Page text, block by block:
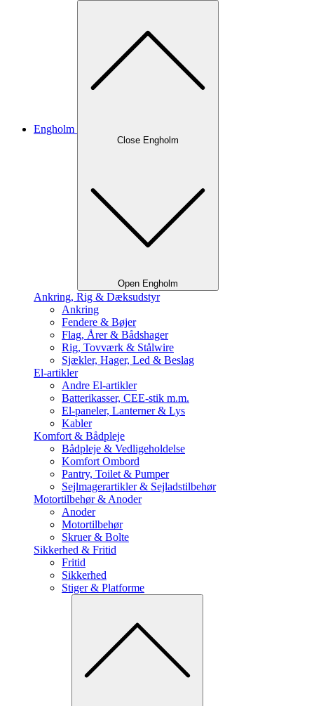
Engholm
Close Engholm
Open Engholm
Ankring, Rig & Dæksudstyr
Ankring
Fendere & Bøjer
Flag, Årer & Bådshager
Rig, Tovværk & Stålwire
Sjækler, Hager, Led & Beslag
El-artikler
Andre El-artikler
Batterikasser, CEE-stik m.m.
El-paneler, Lanterner & Lys
Kabler
Komfort & Bådpleje
Bådpleje & Vedligeholdelse
Komfort Ombord
Pantry, Toilet & Pumper
Sejlmagerartikler & Sejladstilbehør
Motortilbehør & Anoder
Anoder
Motortilbehør
Skruer & Bolte
Sikkerhed & Fritid
Fritid
Sikkerhed
Stiger & Platforme